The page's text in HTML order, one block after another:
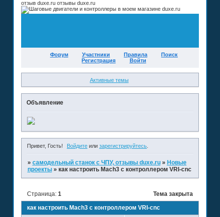
отзыв duxe.ru отзывы duxe.ru
Форум Участники Правила
Поиск
Регистрация
Войти
Активные темы
Объявление
Привет, Гость! Войдите илизарегистрируйтесь
» самодельный станок с ЧПУ, отзывы duxe.ru » Новые
проекты » как настроить Mach3 с контроллером VRI-cnc
как настроить Mach3 с контроллером VRI-cnc
Страница: 1 Тема закрыта